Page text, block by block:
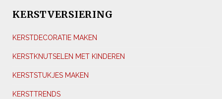
KERSTVERSIERING
KERSTDECORATIE MAKEN
KERSTKNUTSELEN MET KINDEREN
KERSTSTUKJES MAKEN
KERSTTRENDS